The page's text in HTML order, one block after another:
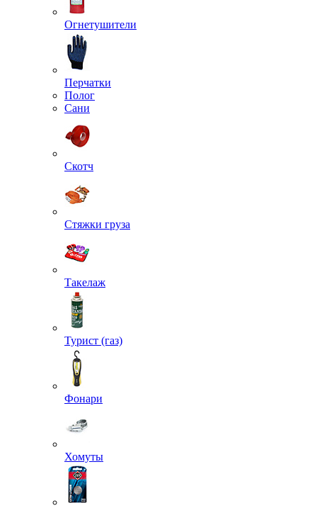
Огнетушители
Перчатки
Полог
Сани
Скотч
Стяжки груза
Такелаж
Турист (газ)
Фонари
Хомуты